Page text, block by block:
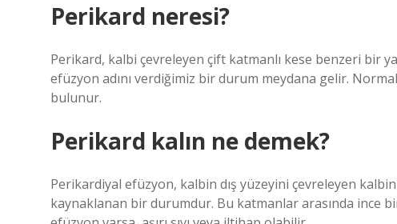
Perikard neresi?
Perikard, kalbi çevreleyen çift katmanlı kese benzeri bir
efüzyon adını verdiğimiz bir durum meydana gelir.
bulunur.
Perikard kalın ne demek?
Perikardiyal efüzyon, kalbin dış yüzeyini çevreleyen
kaynaklanan bir durumdur. Bu katmanlar arasında ince